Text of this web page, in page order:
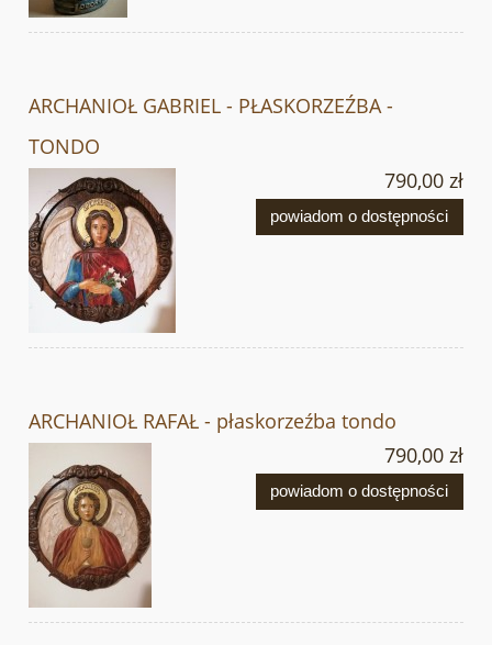
ARCHANIOŁ GABRIEL - PŁASKORZEŹBA -
TONDO
790,00 zł
powiadom o dostępności
ARCHANIOŁ RAFAŁ - płaskorzeźba tondo
790,00 zł
powiadom o dostępności